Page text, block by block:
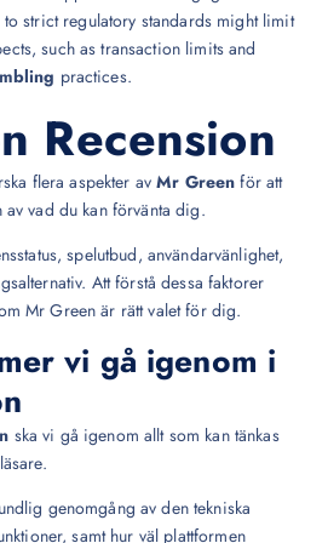
strict regulatory standards might limit
such as transaction limits and
practices.
Recension
flera aspekter avMr Green för att
vad du kan förvänta dig.
spelutbud, användarvänlighet,
Att förstå dessa faktorer
Mr Green är rätt valet för dig.
vi gå igenom i
ska vi gå igenom allt som kan tänkas
genomgång av den tekniska
samt hur väl plattformen